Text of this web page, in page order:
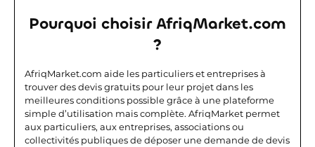
Pourquoi choisir AfriqMarket.com
?
AfriqMarket.com aide les particuliers et entreprises à
trouver des devis gratuits pour leur projet dans les
meilleures conditions possible grâce à une plateforme
simple d’utilisation mais complète. AfriqMarket permet
aux particuliers, aux entreprises, associations ou
collectivités publiques de déposer une demande de devis